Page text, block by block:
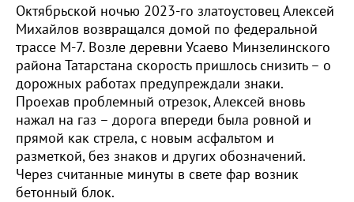
Октябрьской ночью 2023-го златоустовец Алексей
Михайлов возвращался домой по федеральной
трассе М-7. Возле деревни Усаево Минзелинского
района Татарстана скорость пришлось снизить – о
дорожных работах предупреждали знаки.
Проехав проблемный отрезок, Алексей вновь
нажал на газ – дорога впереди была ровной и
прямой как стрела, с новым асфальтом и
разметкой, без знаков и других обозначений.
Через считанные минуты в свете фар возник
бетонный блок.